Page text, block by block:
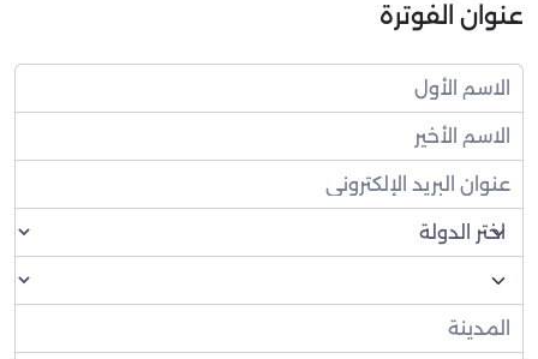
عنوان الفوترة